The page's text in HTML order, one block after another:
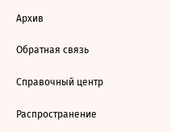
Архив
Обратная связь
Справочный центр
Распространение